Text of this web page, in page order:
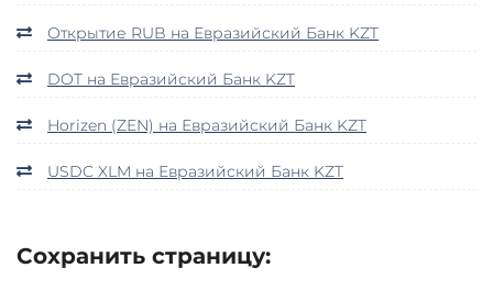
Открытие RUB на Евразийский Банк KZT
DOT на Евразийский Банк KZT
Horizen (ZEN) на Евразийский Банк KZT
USDC XLM на Евразийский Банк KZT
Сохранить страницу: